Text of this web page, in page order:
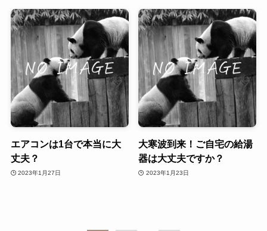
エアコンは1台で本当に大
丈夫？
2023年1月27日
大寒波到来！ご自宅の給湯
器は大丈夫ですか？
2023年1月23日